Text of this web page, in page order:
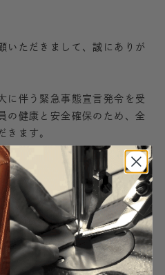
いただきまして、誠にありが
に伴う緊急事態宣言発令を受
の健康と安全確保のため、全
きます。
時休業
短縮営業